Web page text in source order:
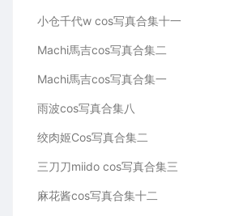
小仓千代w cos写真合集十一
Machi馬吉cos写真合集二
Machi馬吉cos写真合集一
雨波cos写真合集八
绞肉姬Cos写真合集二
三刀刀miido cos写真合集三
麻花酱cos写真合集十二